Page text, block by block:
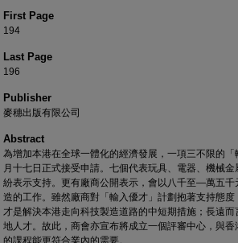
First Page
194
Last Page
196
Publisher
麥穗出版有限公司
Abstract
為增加本港在全球一體化的經濟發展，一項三不限的
月十七日正式接受申請。七個代表玩具、電器、機械
紛表示支持。更有廠商公開表示，會以八千至—萬五千
造的工作。雖然廠商對「輸入優才」計劃抱著支持態
才是解決本港走向科技製造道路的中短期措施；長遠
地人才。故此，商會亦宣布將成立一個評審中心，與
的課程能更符合業內的需要。